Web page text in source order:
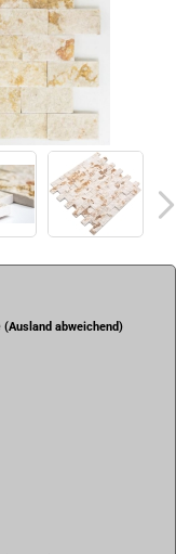
(Ausland abweichend)